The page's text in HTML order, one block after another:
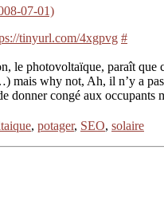
07-01)
tinyurl.com/4xgpvg #
le photovoltaïque, paraît que
mais why not, Ah, il n’y a
congé aux occupants
, potager, SEO, solaire